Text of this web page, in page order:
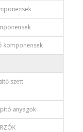
komponensek
szett
anyagok